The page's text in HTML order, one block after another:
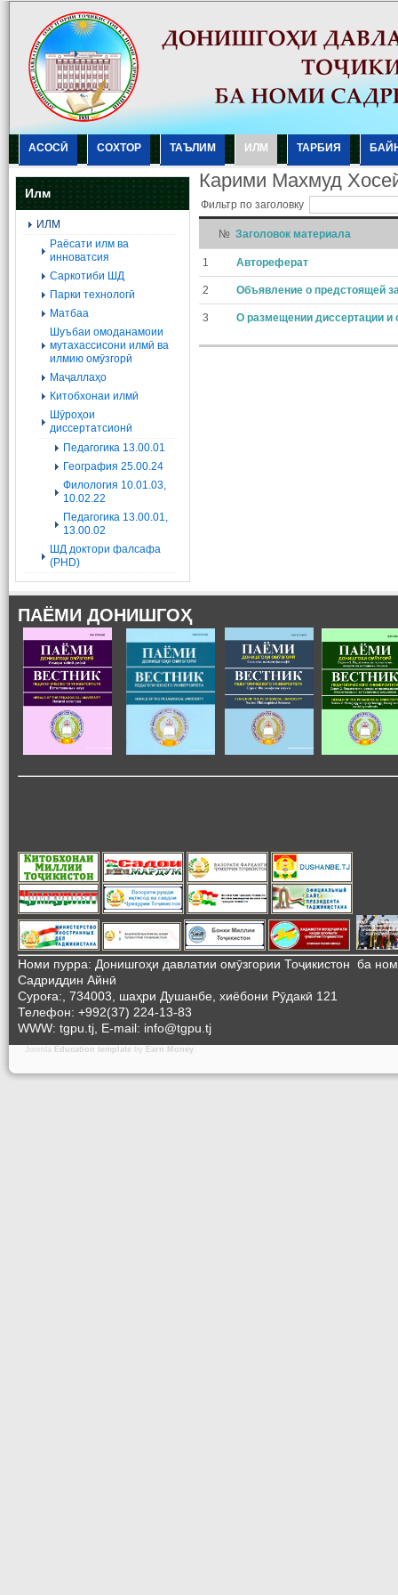
АСОСӢ СОХТОР ТАЪЛИМ ИЛМ ТАРБИЯ
Илм
ИЛМ
Раёсати илм ва
инноватсия
Саркотиби ШД
Парки технологӣ
Матбаа
Шуъбаи омоданамоии
мутахассисони илмӣ ва
илмию омӯзгорӣ
Маҷаллаҳо
Китобхонаи илмӣ
Шӯроҳои
диссертатсионӣ
Педагогика 13.00.01
География 25.00.24
Филология 10.01.03,
10.02.22
Педагогика 13.00.01,
13.00.02
ШД доктори фалсафа
(PHD)
Карими Махмуд
Фильтр по заголовку
№ Заголовок материала
1 Автореферат
2 Объявление о предстоящей
3 О размещении диссертации и
ПАЁМИ ДОНИШГОҲ
Номи пурра: Донишгоҳи давлатии омӯзгории Тоҷикистон ба
Садриддин Айнӣ
Суроға:, 734003, шаҳри Душанбе, хиёбони Рӯдакӣ 121
Телефон: +992(37) 224-13-83
WWW: tgpu.tj, E-mail: info@tgpu.tj
Joomla Education template by Earn Money